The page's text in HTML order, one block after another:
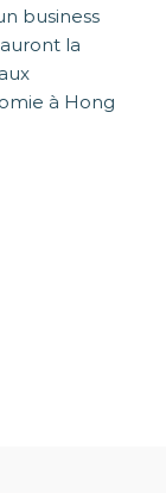
business
la
à Hong